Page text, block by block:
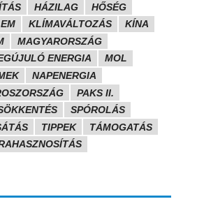
HÁZILAG
HŐSÉG
KLÍMAVÁLTOZÁS
KÍNA
MAGYARORSZÁG
ENERGIA
MOL
NAPENERGIA
PAKS II.
SPÓROLÁS
TIPPEK
TÁMOGATÁS